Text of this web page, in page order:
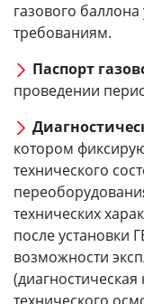
газового
требованиям.
Паспорт
проведении
котором
технического
технических
после установки
возможности
(диагностическая